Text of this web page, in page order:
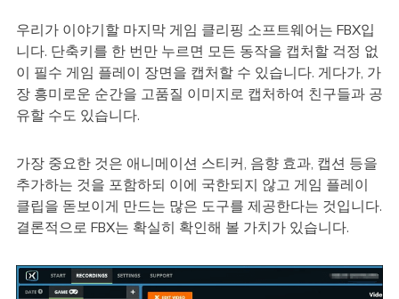
우리가 이야기할 마지막 게임 클리핑 소프트웨어는 FBX입
니다. 단축키를 한 번만 누르면 모든 동작을 캡처할 걱정 없
이 필수 게임 플레이 장면을 캡처할 수 있습니다. 게다가, 가
장 흥미로운 순간을 고품질 이미지로 캡처하여 친구들과 공
유할 수도 있습니다.
가장 중요한 것은 애니메이션 스티커, 음향 효과, 캡션 등을
추가하는 것을 포함하되 이에 국한되지 않고 게임 플레이
클립을 돋보이게 만드는 많은 도구를 제공한다는 것입니다.
결론적으로 FBX는 확실히 확인해 볼 가치가 있습니다.